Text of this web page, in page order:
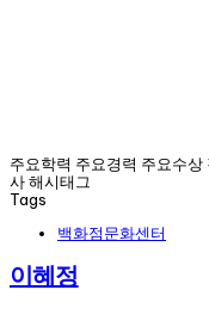
주요학력 주요경력 주요수
사 해시태그
Tags
백화점문화센터
이혜정